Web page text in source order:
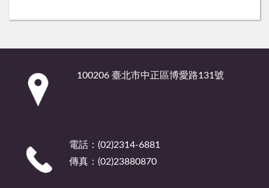
100206 臺北市中正區博愛路131號
電話：(02)2314-6881
傳真：(02)23880870